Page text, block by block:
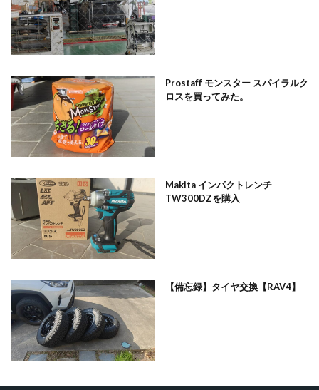
Prostaff モンスター スパイラルク
ロスを買ってみた。
Makita インパクトレンチ
TW300DZを購入
【備忘録】タイヤ交換【RAV4】